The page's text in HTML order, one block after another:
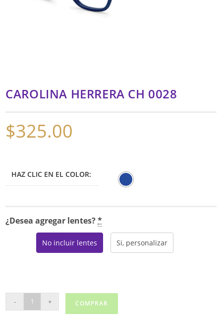
CAROLINA HERRERA CH 0028
$325.00
HAZ CLIC EN EL COLOR:
¿Desea agregar lentes?*
No incluir lentes Si, personalizar
CAROLINA
HERRERA
- + COMPRAR